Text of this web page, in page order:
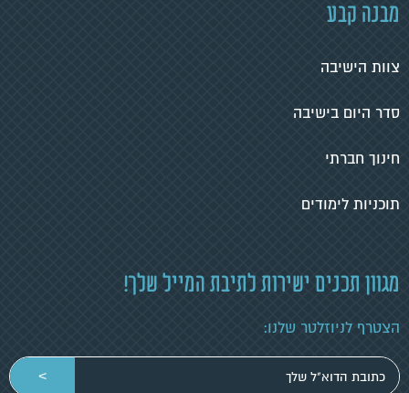
מבנה קבע
צוות הישיבה
סדר היום בישיבה
חינוך חברתי
תוכניות לימודים
מגוון תכנים ישירות לתיבת המייל שלך!
הצטרף לניוזלטר שלנו:
הכניסי
>